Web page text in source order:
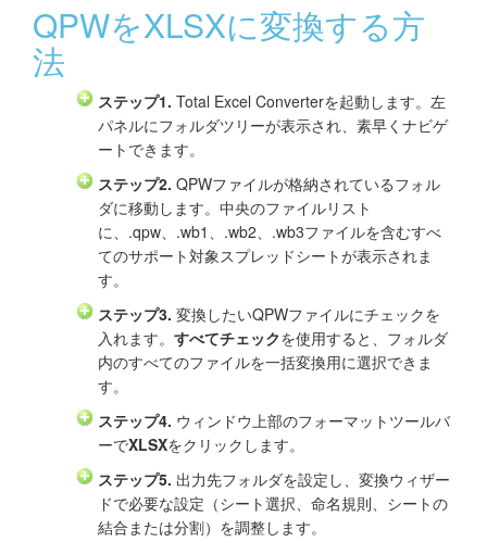
QPWをXLSXに変換する方
法
ステップ1. Total Excel Converterを起動します。左
パネルにフォルダツリーが表示され、素早くナビゲ
ートできます。
ステップ2. QPWファイルが格納されているフォル
ダに移動します。中央のファイルリスト
に、.qpw、.wb1、.wb2、.wb3ファイルを含むすべ
てのサポート対象スプレッドシートが表示されま
す。
ステップ3. 変換したいQPWファイルにチェックを
入れます。 すべてチェックを使用すると、フォルダ
内のすべてのファイルを一括変換用に選択できま
す。
ステップ4. ウィンドウ上部のフォーマットツールバ
ーでXLSXをクリックします。
ステップ5. 出力先フォルダを設定し、変換ウィザー
ドで必要な設定（シート選択、命名規則、シートの
結合または分割）を調整します。